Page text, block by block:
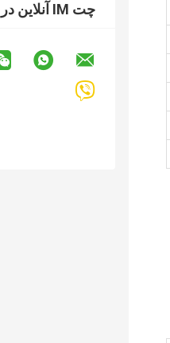
چت IM آنلاین در حال حاضر